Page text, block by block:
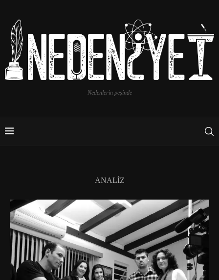
Nedenlerin peşinde
ANALIZ